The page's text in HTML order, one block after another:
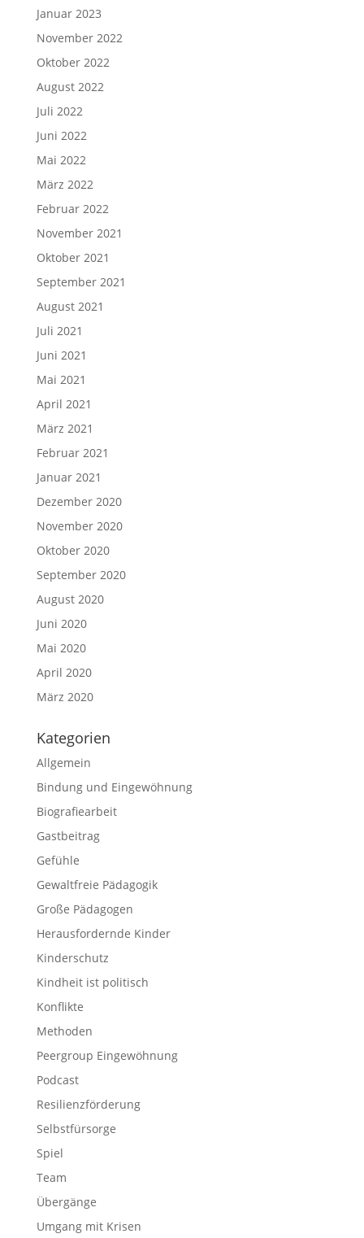
Januar 2023
November 2022
Oktober 2022
August 2022
Juli 2022
Juni 2022
Mai 2022
März 2022
Februar 2022
November 2021
Oktober 2021
September 2021
August 2021
Juli 2021
Juni 2021
Mai 2021
April 2021
März 2021
Februar 2021
Januar 2021
Dezember 2020
November 2020
Oktober 2020
September 2020
August 2020
Juni 2020
Mai 2020
April 2020
März 2020
Kategorien
Allgemein
Bindung und Eingewöhnung
Biografiearbeit
Gastbeitrag
Gefühle
Gewaltfreie Pädagogik
Große Pädagogen
Herausfordernde Kinder
Kinderschutz
Kindheit ist politisch
Konflikte
Methoden
Peergroup Eingewöhnung
Podcast
Resilienzförderung
Selbstfürsorge
Spiel
Team
Übergänge
Umgang mit Krisen